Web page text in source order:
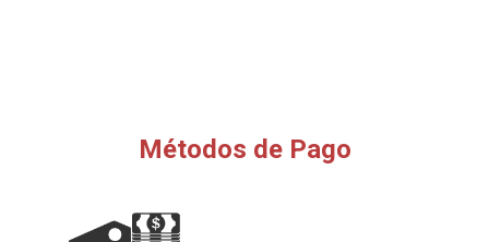
Métodos de Pago